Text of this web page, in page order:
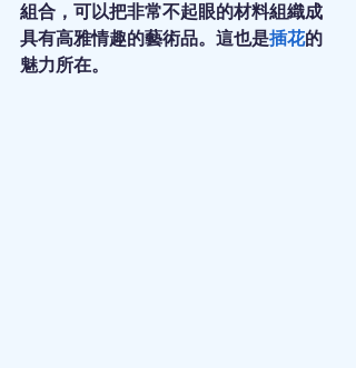
組合，可以把非常不起眼的材料組織成
具有高雅情趣的藝術品。這也是插花的
魅力所在。